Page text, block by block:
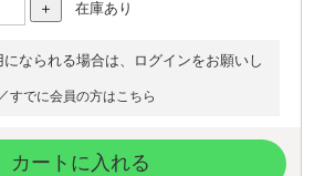
在庫あり
なられる場合は、ログインをお願いし
／すでに会員の方はこちら
カートに入れる